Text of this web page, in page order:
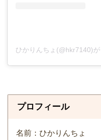
ひかりんちょ(@hkr7140)
プロフィール
名前：ひかりんちょ